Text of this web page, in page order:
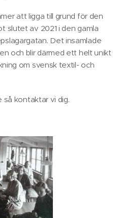
att ligga till grund för den
slutet av 2021 i den gamla
Det insamlade
och blir därmed ett helt unikt
om svensk textil- och
så kontaktar vi dig.